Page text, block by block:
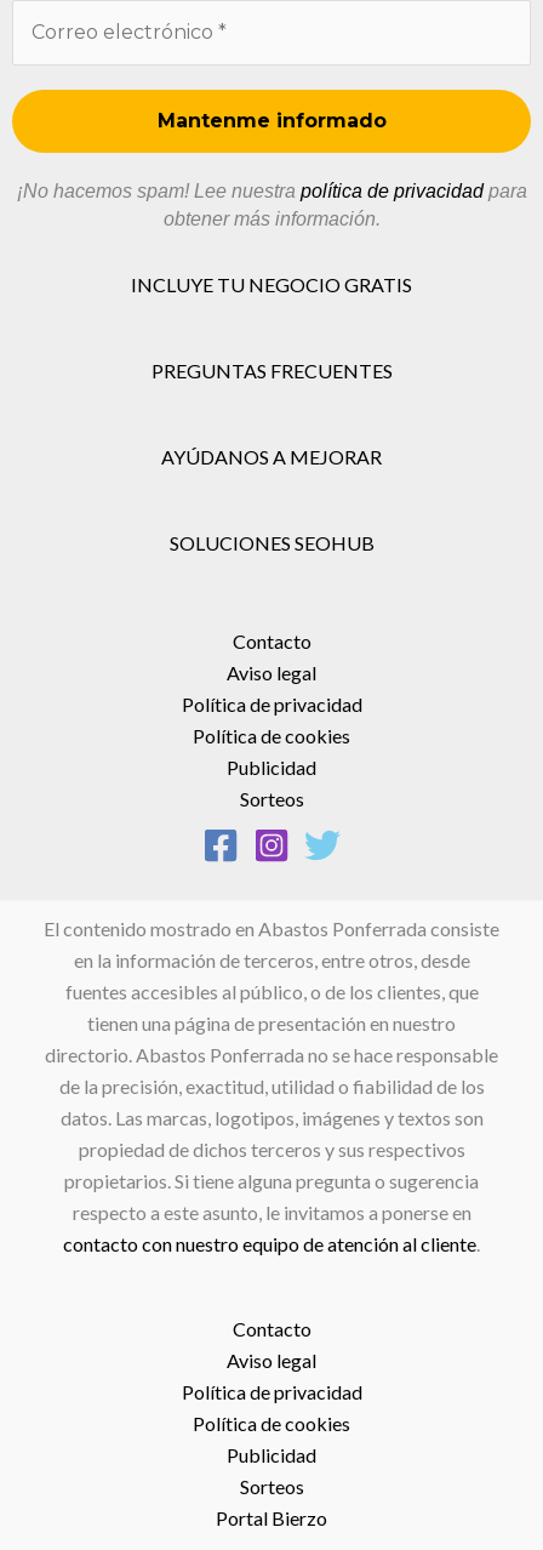
¡No hacemos spam! Lee nuestra política de privacidadpara
obtener más información.
INCLUYE TU NEGOCIO GRATIS
PREGUNTAS FRECUENTES
AYÚDANOS A MEJORAR
SOLUCIONES SEOHUB
Contacto
Aviso legal
Política de privacidad
Política de cookies
Publicidad
Sorteos
El contenido mostrado en Abastos Ponferrada consiste
en la información de terceros, entre otros, desde
fuentes accesibles al público, o de los clientes, que
tienen una página de presentación en nuestro
directorio. Abastos Ponferrada no se hace responsable
de la precisión, exactitud, utilidad o fiabilidad de los
datos. Las marcas, logotipos, imágenes y textos son
propiedad de dichos terceros y sus respectivos
propietarios. Si tiene alguna pregunta o sugerencia
respecto a este asunto, le invitamos a ponerse en
contacto con nuestro equipo de atención al cliente
Contacto
Aviso legal
Política de privacidad
Política de cookies
Publicidad
Sorteos
Portal Bierzo